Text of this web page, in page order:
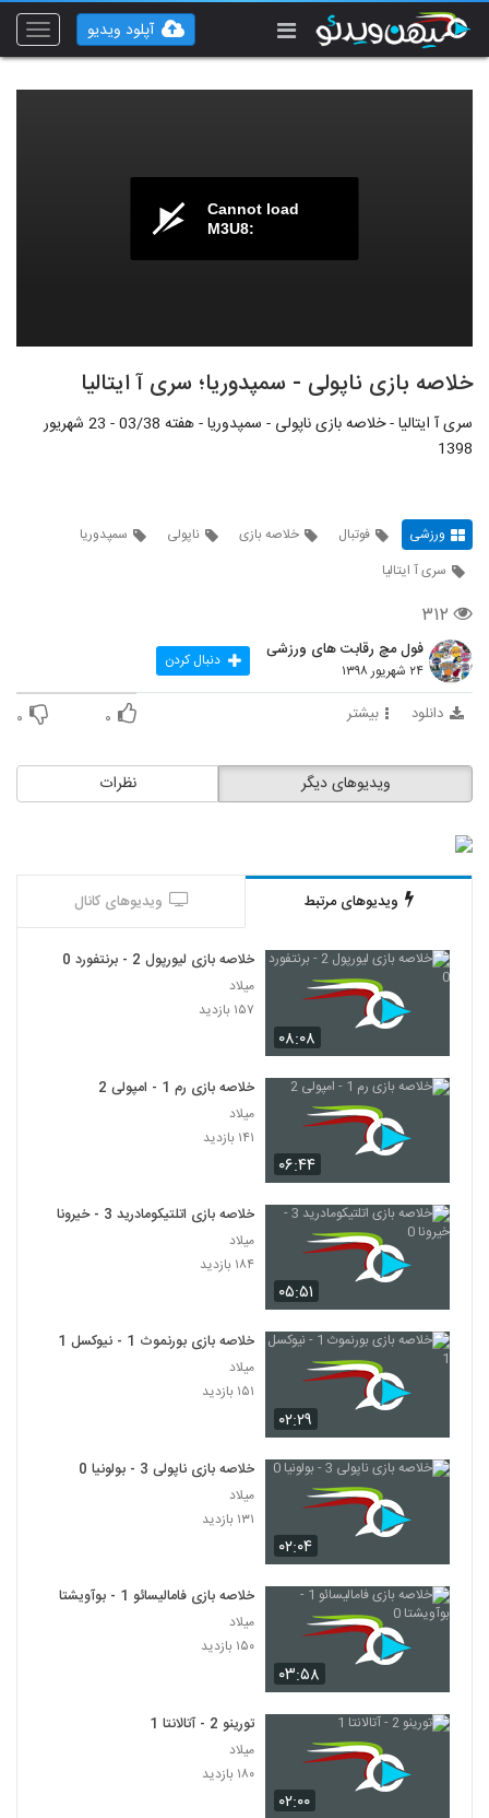
Toggle
آپلود ویدیو
Cannot load
M3U8:
خلاصه بازی ناپولی - سمپدوریا؛ سری آ ایتالیا
سری آ ایتالیا - خلاصه بازی ناپولی - سمپدوریا - هفته 03/38 - 23 شهریور
1398
ورزشی فوتبال خلاصه بازی ناپولی
سمپدوریا
سری آ ایتالیا
۳۱۲
فول مچ رقابت های ورزشی
۲۴ شهریور ۱۳۹۸ دنبال کردن
دانلود بیشتر ۰ ۰
نظرات ویدیوهای دیگر
ویدیوهای مرتبط ویدیوهای کانال
۰۸:۰۸
خلاصه بازی لیورپول 2 - برنتفورد 0
میلاد
۱۵۷ بازدید
۰۶:۴۴
خلاصه بازی رم 1 - امپولی 2
میلاد
۱۴۱ بازدید
۰۵:۵۱
خلاصه بازی اتلتیکومادرید 3 - خیرونا 0
میلاد
۱۸۴ بازدید
۰۲:۲۹
خلاصه بازی بورنموث 1 - نیوکسل 1
میلاد
۱۵۱ بازدید
۰۲:۰۴
خلاصه بازی ناپولی 3 - بولونیا 0
میلاد
۱۳۱ بازدید
۰۳:۵۸
خلاصه بازی فامالیسائو 1 - بوآویشتا 0
میلاد
۱۵۰ بازدید
۰۲:۰۰
تورینو 2 - آتالانتا 1
میلاد
۱۸۰ بازدید